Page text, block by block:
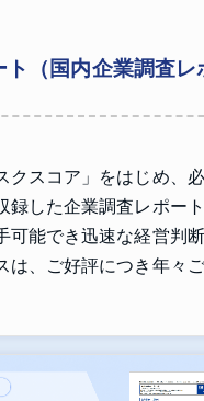
ト（国内企業調査レ
クスコア」をはじめ、
録した企業調査レポー
可能でき迅速な経営判
は、ご好評につき年々